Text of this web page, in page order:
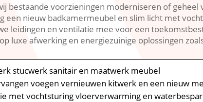
bestaande voorzieningen moderniseren of geheel
nieuw badkamermeubel en slim licht met
leidingen en ventilatie mee voor een
luxe afwerking en energiezuinige oplossingen
stucwerk sanitair en maatwerk meubel
voegen vernieuwen kitwerk en een nieuw
met vochtsturing vloerverwarming en